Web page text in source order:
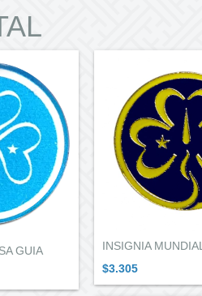
GUIA
INSIGNIA MUNDIAL
$3.305